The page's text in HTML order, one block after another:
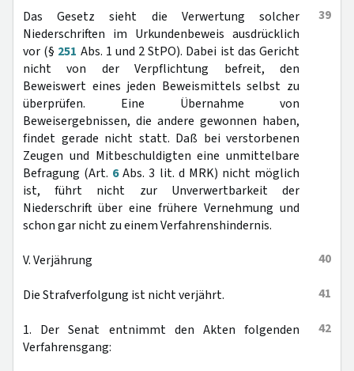
39
Das Gesetz sieht die Verwertung solcher
Niederschriften im Urkundenbeweis ausdrücklich
vor (§ 251 Abs. 1 und 2 StPO). Dabei ist das Gericht
nicht von der Verpflichtung befreit, den
Beweiswert eines jeden Beweismittels selbst zu
überprüfen. Eine Übernahme von
Beweisergebnissen, die andere gewonnen haben,
findet gerade nicht statt. Daß bei verstorbenen
Zeugen und Mitbeschuldigten eine unmittelbare
Befragung (Art. 6Abs. 3 lit. d MRK) nicht möglich
ist, führt nicht zur Unverwertbarkeit der
Niederschrift über eine frühere Vernehmung und
schon gar nicht zu einem Verfahrenshindernis.
40
V. Verjährung
41
Die Strafverfolgung ist nicht verjährt.
42
1. Der Senat entnimmt den Akten folgenden
Verfahrensgang: